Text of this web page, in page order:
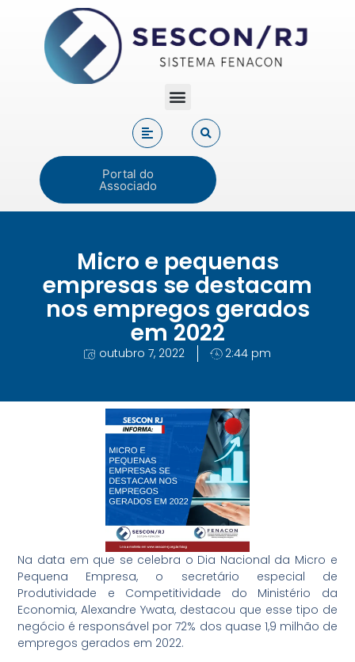
Portal do
Associado
Micro e pequenas
empresas se destacam
nos empregos gerados
em 2022
outubro 7, 2022 2:44 pm
Na data em que se celebra o Dia Nacional da Micro e
Pequena Empresa, o secretário especial de
Produtividade e Competitividade do Ministério da
Economia, Alexandre Ywata, destacou que esse tipo de
negócio é responsável por 72% dos quase 1,9 milhão de
empregos gerados em 2022.